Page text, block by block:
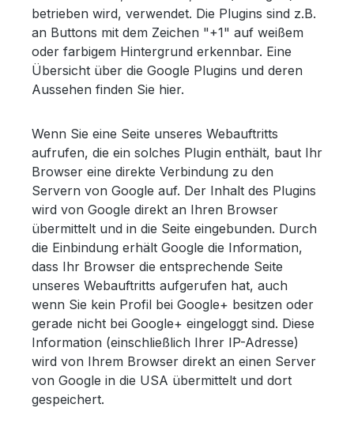
betrieben wird, verwendet. Die Plugins sind z.B.
an Buttons mit dem Zeichen "+1" auf weißem
oder farbigem Hintergrund erkennbar. Eine
Übersicht über die Google Plugins und deren
Aussehen finden Sie hier.
Wenn Sie eine Seite unseres Webauftritts
aufrufen, die ein solches Plugin enthält, baut Ihr
Browser eine direkte Verbindung zu den
Servern von Google auf. Der Inhalt des Plugins
wird von Google direkt an Ihren Browser
übermittelt und in die Seite eingebunden. Durch
die Einbindung erhält Google die Information,
dass Ihr Browser die entsprechende Seite
unseres Webauftritts aufgerufen hat, auch
wenn Sie kein Profil bei Google+ besitzen oder
gerade nicht bei Google+ eingeloggt sind. Diese
Information (einschließlich Ihrer IP-Adresse)
wird von Ihrem Browser direkt an einen Server
von Google in die USA übermittelt und dort
gespeichert.